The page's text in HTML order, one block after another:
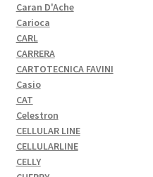
Caran D'Ache
Carioca
CARL
CARRERA
CARTOTECNICA FAVINI
Casio
CAT
Celestron
CELLULAR LINE
CELLULARLINE
CELLY